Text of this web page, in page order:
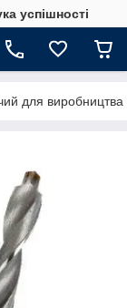
успішності
для виробництва